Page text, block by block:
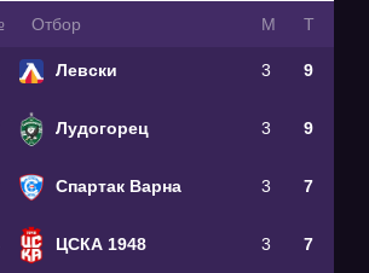
Oтбор М Т
Левски 3 9
Лудогорец 3 9
Спартак Варна 3 7
ЦСКА 1948 3 7